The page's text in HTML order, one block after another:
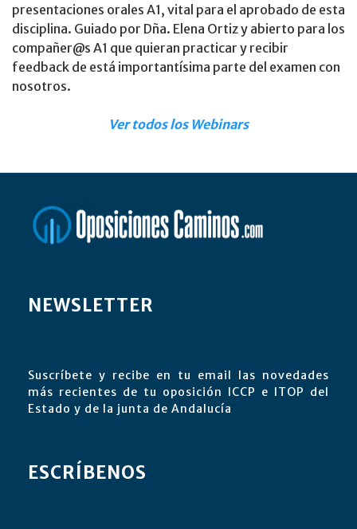
presentaciones orales A1, vital para el aprobado de esta
disciplina. Guiado por Dña. Elena Ortiz y abierto para los
compañer@s A1 que quieran practicar y recibir
feedback de está importantísima parte del examen con
nosotros.
Ver todos los Webinars
NEWSLETTER
Suscríbete y recibe en tu email las novedades
más recientes de tu oposición ICCP e ITOP del
Estado y de la junta de Andalucía
ESCRÍBENOS